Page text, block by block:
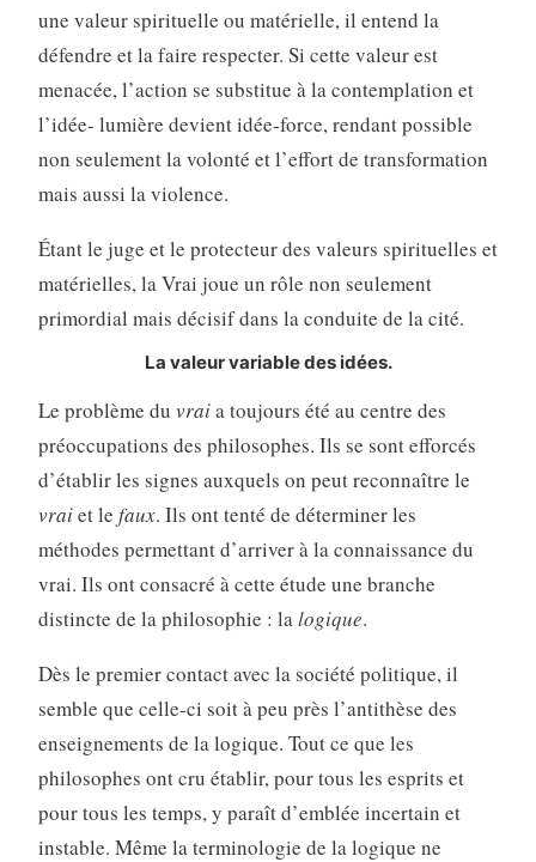
une valeur spirituelle ou matérielle, il entend la
défendre et la faire respecter. Si cette valeur est
menacée, l’action se substitue à la contemplation et
l’idée- lumière devient idée-force, rendant possible
non seulement la volonté et l’effort de transformation
mais aussi la violence.
Étant le juge et le protecteur des valeurs spirituelles et
matérielles, la Vrai joue un rôle non seulement
primordial mais décisif dans la conduite de la cité.
La valeur variable des idées.
Le problème du vraia toujours été au centre des
préoccupations des philosophes. Ils se sont efforcés
d’établir les signes auxquels on peut reconnaître le
vraiet le faux. Ils ont tenté de déterminer les
méthodes permettant d’arriver à la connaissance du
vrai. Ils ont consacré à cette étude une branche
distincte de la philosophie : lalogique.
Dès le premier contact avec la société politique, il
semble que celle-ci soit à peu près l’antithèse des
enseignements de la logique. Tout ce que les
philosophes ont cru établir, pour tous les esprits et
pour tous les temps, y paraît d’emblée incertain et
instable. Même la terminologie de la logique ne